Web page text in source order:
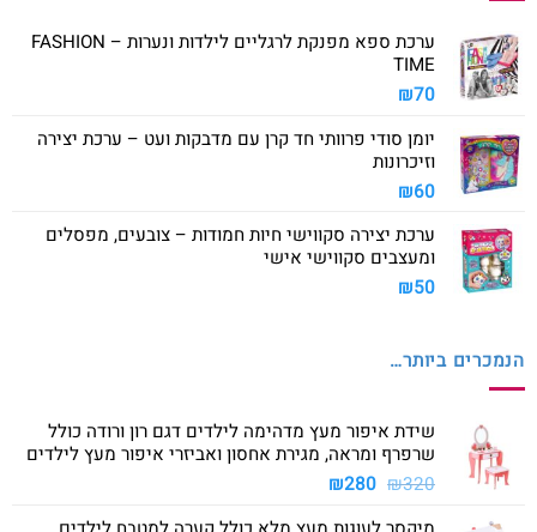
ערכת ספא מפנקת לרגליים לילדות ונערות – FASHION
TIME
₪70
יומן סודי פרוותי חד קרן עם מדבקות ועט – ערכת יצירה
וזיכרונות
₪60
ערכת יצירה סקווישי חיות חמודות – צובעים, מפסלים
ומעצבים סקווישי אישי
₪50
הנמכרים ביותר…
שידת איפור מעץ מדהימה לילדים דגם רון ורודה כולל
שרפרף ומראה, מגירת אחסון ואביזרי איפור מעץ לילדים
₪320
המחיר
₪280 המחיר